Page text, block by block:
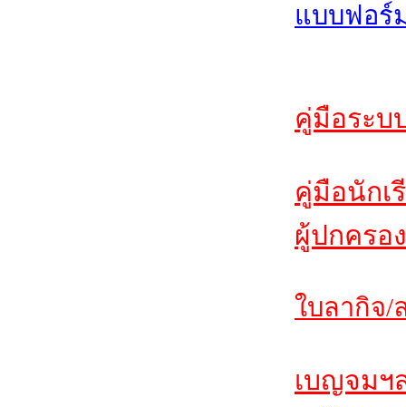
แบบฟอร์
คู่มือระบ
คู่มือนักเ
ผู้ปกครอ
ใบลากิจ/
เบญจมฯ